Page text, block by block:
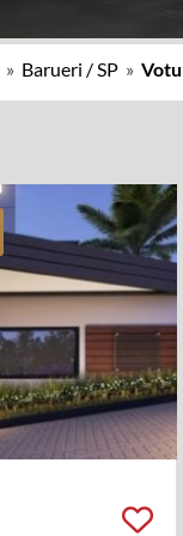
» Barueri / SP »